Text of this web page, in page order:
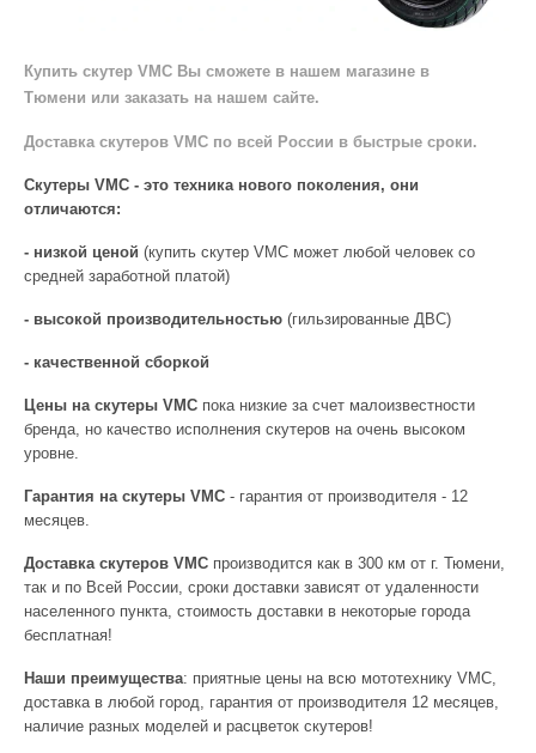
Купить скутер VMC Вы сможете в нашем магазине в
Тюмени или заказать на нашем сайте.
Доставка скутеров VMC по всей России в быстрые сроки.
Скутеры VMC - это техника нового поколения, они
отличаются:
- низкой ценой (купить скутер VMC может любой человек со
средней заработной платой)
- высокой производительностью (гильзированные ДВС)
- качественной сборкой
Цены на скутеры VMC пока низкие за счет малоизвестности
бренда, но качество исполнения скутеров на очень высоком
уровне.
Гарантия на скутеры VMC - гарантия от производителя - 12
месяцев.
Доставка скутеров VMC производится как в 300 км от г. Тюмени,
так и по Всей России, сроки доставки зависят от удаленности
населенного пункта, стоимость доставки в некоторые города
бесплатная!
Наши преимущества: приятные цены на всю мототехнику VMC,
доставка в любой город, гарантия от производителя 12 месяцев,
наличие разных моделей и расцветок скутеров!